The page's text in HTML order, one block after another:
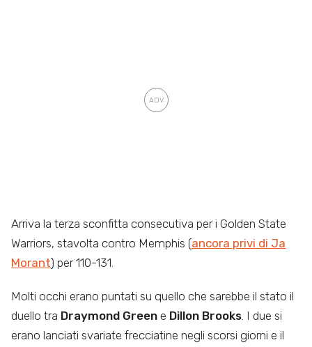
Arriva la terza sconfitta consecutiva per i Golden State
Warriors, stavolta contro Memphis (ancora privi di Ja
Morant) per 110-131.
Molti occhi erano puntati su quello che sarebbe il stato il
duello tra Draymond Green e Dillon Brooks. I due si
erano lanciati svariate frecciatine negli scorsi giorni e il